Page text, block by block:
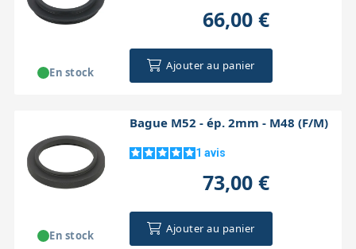
66,00 €
Ajouter au panier
En stock
Bague M52 - ép. 2mm - M48 (F/M)
1 avis
73,00 €
Ajouter au panier
En stock